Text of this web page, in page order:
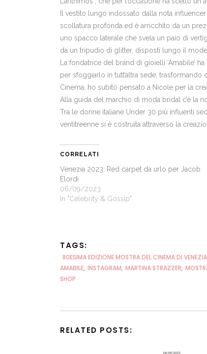
vestito lungo indossato dalla nota
scollatura profonda ed è arricchito da un
uno spacco laterale che svela un paio di
da un tripudio di glitter, disposti lungo il
La fondatrice del brand di gioielli ‘Amabile’
per sfoggiarlo in tutt’altra sede,
Cinema, ho subito pensato a Nicole per la
Alla guida del marchio di moda bridal c’è la
Tra le donne italiane Under 30 più influenti
ventitreenne si è costruita attraverso la
CORRELATI
Venezia 2023: Red carpet da urlo per Jacob
Elordi
06/09/2023
In "Celebrity & Gossip"
TAGS:
80ESIMA EDIZIONE MOSTRA DEL CINEMA DI VENEZIA
AMABILE, INSTAGRAM, MARTINA STRAZZER,
SHOP
RELATED POSTS: